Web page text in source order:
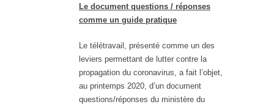
Le document questions / réponses
comme un guide pratique
Le télétravail, présenté comme un des
leviers permettant de lutter contre la
propagation du coronavirus, a fait l’objet,
au printemps 2020, d’un document
questions/réponses du ministère du